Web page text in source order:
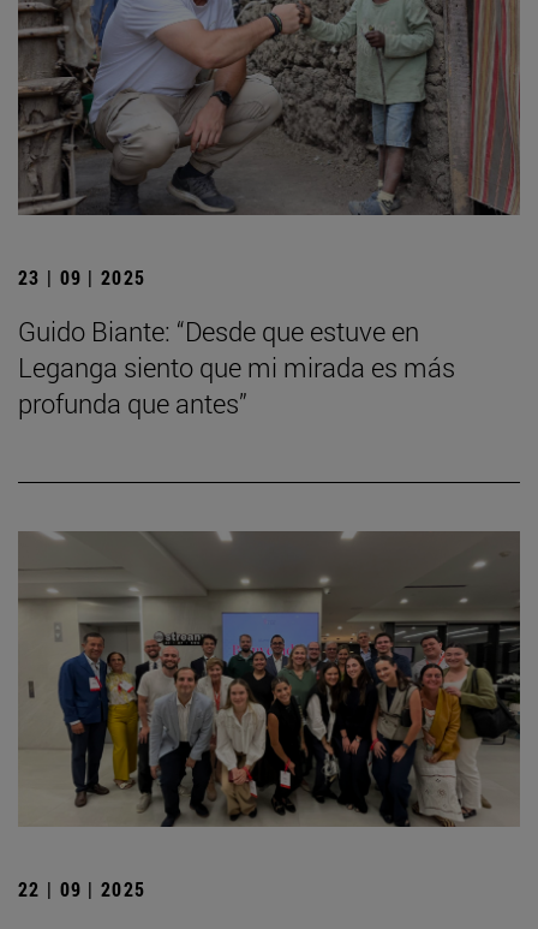
23 | 09 | 2025
Guido Biante: “Desde que estuve en
Leganga siento que mi mirada es más
profunda que antes”
22 | 09 | 2025